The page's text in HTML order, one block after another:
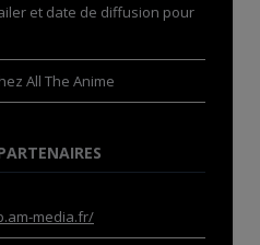
et date de diffusion pour
All The Anime
media.fr/